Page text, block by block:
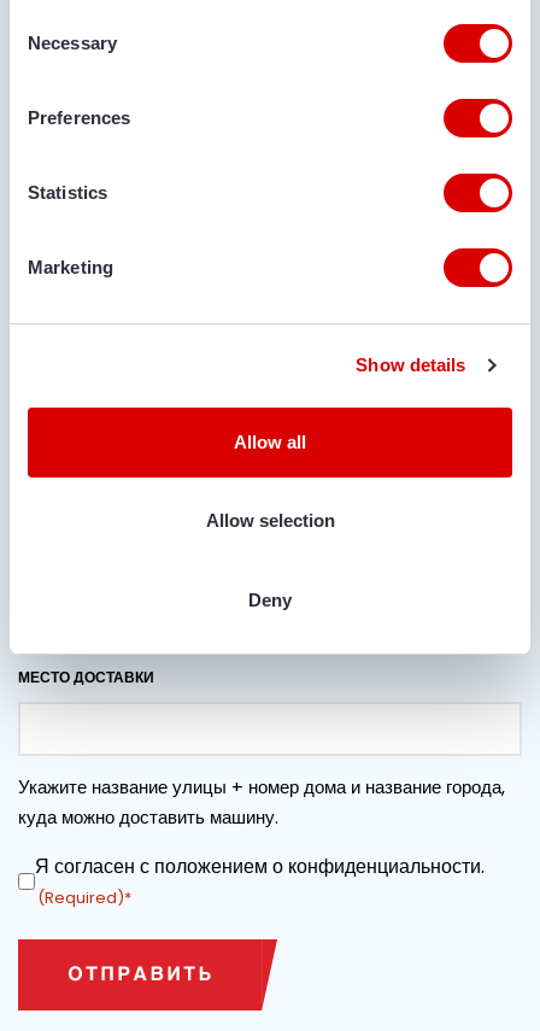
Selection
Necessary
Preferences
Statistics
Marketing
Show details
Allow all
Allow selection
Deny
МЕСТО ДОСТАВКИ
МЕСТО ДОСТАВКИ
Укажите название улицы + номер дома и название города,
куда можно доставить машину.
СОГЛАСИЕ
Я согласен с положением о конфиденциальности.
(Required)